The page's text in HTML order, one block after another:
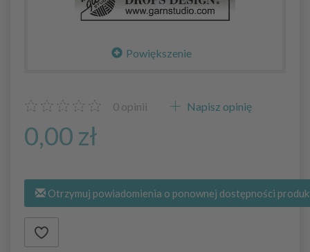
Powiększenie
0 opinii Napisz opinię
0,00 zł
Otrzymuj powiadomienia o ponownej dostępności